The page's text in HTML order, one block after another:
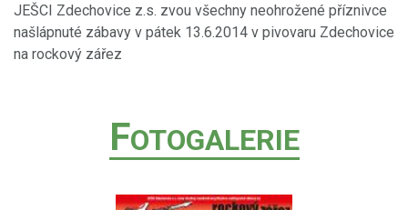
JEŠCI Zdechovice z.s. zvou všechny neohrožené příznivce
našlápnuté zábavy v pátek 13.6.2014 v pivovaru Zdechovice
na rockový zářez
FOTOGALERIE